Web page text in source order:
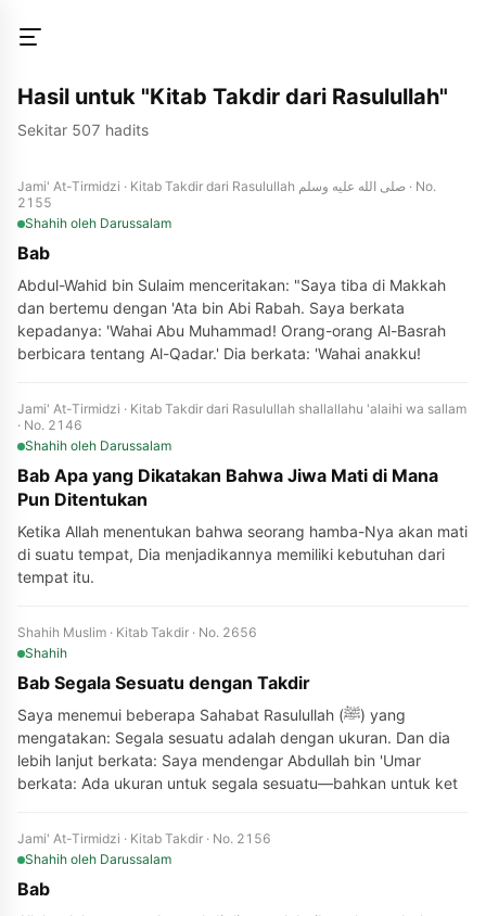
Hasil untuk "Kitab Takdir dari Rasulullah"
Sekitar 507 hadits
Jami' At-Tirmidzi · Kitab Takdir dari Rasulullah صلى الله عليه وسلم · No.
2155
Shahih oleh Darussalam
Bab
Abdul-Wahid bin Sulaim menceritakan: "Saya tiba di Makkah
dan bertemu dengan 'Ata bin Abi Rabah. Saya berkata
kepadanya: 'Wahai Abu Muhammad! Orang-orang Al-Basrah
berbicara tentang Al-Qadar.' Dia berkata: 'Wahai anakku!
Jami' At-Tirmidzi · Kitab Takdir dari Rasulullah shallallahu 'alaihi wa sallam
· No. 2146
Shahih oleh Darussalam
Bab Apa yang Dikatakan Bahwa Jiwa Mati di Mana
Pun Ditentukan
Ketika Allah menentukan bahwa seorang hamba-Nya akan mati
di suatu tempat, Dia menjadikannya memiliki kebutuhan dari
tempat itu.
Shahih Muslim · Kitab Takdir · No. 2656
Shahih
Bab Segala Sesuatu dengan Takdir
Saya menemui beberapa Sahabat Rasulullah (ﷺ) yang
mengatakan: Segala sesuatu adalah dengan ukuran. Dan dia
lebih lanjut berkata: Saya mendengar Abdullah bin 'Umar
berkata: Ada ukuran untuk segala sesuatu—bahkan untuk ket
Jami' At-Tirmidzi · Kitab Takdir · No. 2156
Shahih oleh Darussalam
Bab